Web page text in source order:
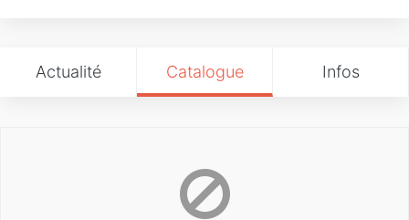
Actualité Catalogue Infos